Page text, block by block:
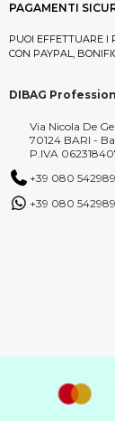
PAGAMENTI
PUOI EFFETTUARE I
CON PAYPAL,
DIBAG
Via Nicola De
70124 BARI -
P.IVA
+39 080
+39 080